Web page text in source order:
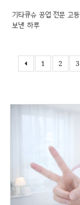
기타큐슈 공업 전문 고
보낸 하루
1 2 3